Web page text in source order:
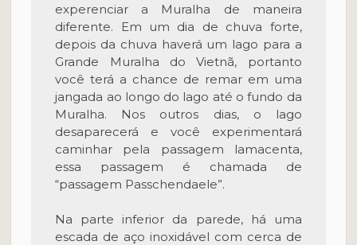
experenciar a Muralha de maneira
diferente. Em um dia de chuva forte,
depois da chuva haverá um lago para a
Grande Muralha do Vietnã, portanto
você terá a chance de remar em uma
jangada ao longo do lago até o fundo da
Muralha. Nos outros dias, o lago
desaparecerá e você experimentará
caminhar pela passagem lamacenta,
essa passagem é chamada de
“passagem Passchendaele”.
Na parte inferior da parede, há uma
escada de aço inoxidável com cerca de